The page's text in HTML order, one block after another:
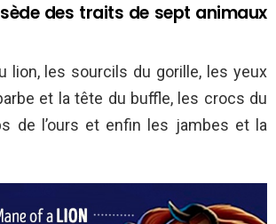
des traits de sept animaux
lion, les sourcils du gorille, les yeux
et la tête du buffle, les crocs du
de l’ours et enfin les jambes et la